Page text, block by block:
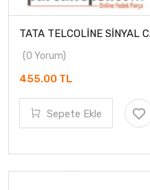
TATA TELCOLİNE SİNYAL
(0 Yorum)
455.00 TL
Sepete Ekle